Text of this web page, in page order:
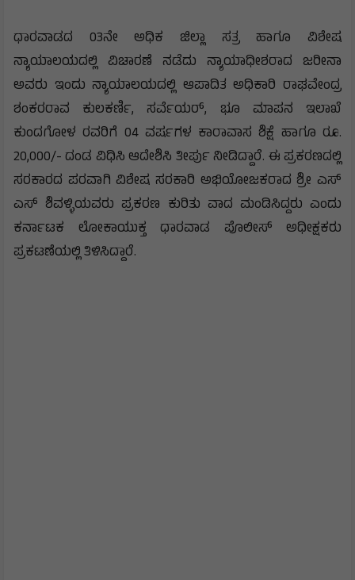
ಧಾರವಾಡದ 03ನೇ ಅಧಿಕ ಜಿಲ್ಲಾ ಸತ್ರ ಹಾಗೂ ವಿಶೇಷ
ನ್ಯಾಯಾಲಯದಲ್ಲಿ ವಿಚಾರಣೆ ನಡೆದು ನ್ಯಾಯಾಧೀಶರಾದ ಜರೀನಾ
ಅವರು ಇಂದು ನ್ಯಾಯಾಲಯದಲ್ಲಿ ಆಪಾದಿತ ಅಧಿಕಾರಿ ರಾಘವೇಂದ್ರ
ಶಂಕರರಾವ ಕುಲಕರ್ಣಿ, ಸರ್ವೆಯರ್, ಭೂ ಮಾಪನ ಇಲಾಖೆ
ಕುಂದಗೋಳ ರವರಿಗೆ 04 ವರ್ಷಗಳ ಕಾರಾವಾಸ ಶಿಕ್ಷೆ ಹಾಗೂ ರೂ.
20,000/- ದಂಡ ವಿಧಿಸಿ ಆದೇಶಿಸಿ ತೀರ್ಪು ನೀಡಿದ್ದಾರೆ. ಈ ಪ್ರಕರಣದಲ್ಲಿ
ಸರಕಾರದ ಪರವಾಗಿ ವಿಶೇಷ ಸರಕಾರಿ ಅಭಿಯೋಜಕರಾದ ಶ್ರೀ ಎಸ್
ಎಸ್ ಶಿವಳ್ಳಿಯವರು ಪ್ರಕರಣ ಕುರಿತು ವಾದ ಮಂಡಿಸಿದ್ದರು ಎಂದು
ಕರ್ನಾಟಕ ಲೋಕಾಯುಕ್ತ ಧಾರವಾಡ ಪೊಲೀಸ್ ಅಧೀಕ್ಷಕರು
ಪ್ರಕಟಣೆಯಲ್ಲಿ ತಿಳಿಸಿದ್ದಾರೆ.